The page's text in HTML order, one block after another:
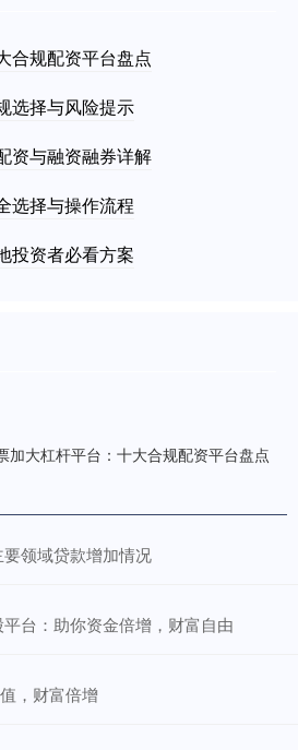
合规配资平台盘点
选择与风险提示
资与融资融券详解
选择与操作流程
投资者必看方案
加大杠杆平台：十大合规配资平台盘点
领域贷款增加情况
台：助你资金倍增，财富自由
，财富倍增